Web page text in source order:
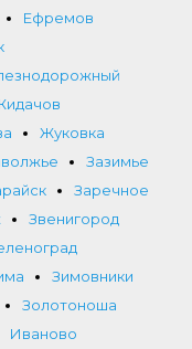
Ефремов
Жуковка
Зазимье
Заречное
Звенигород
Зимовники
Золотоноша
Иваново